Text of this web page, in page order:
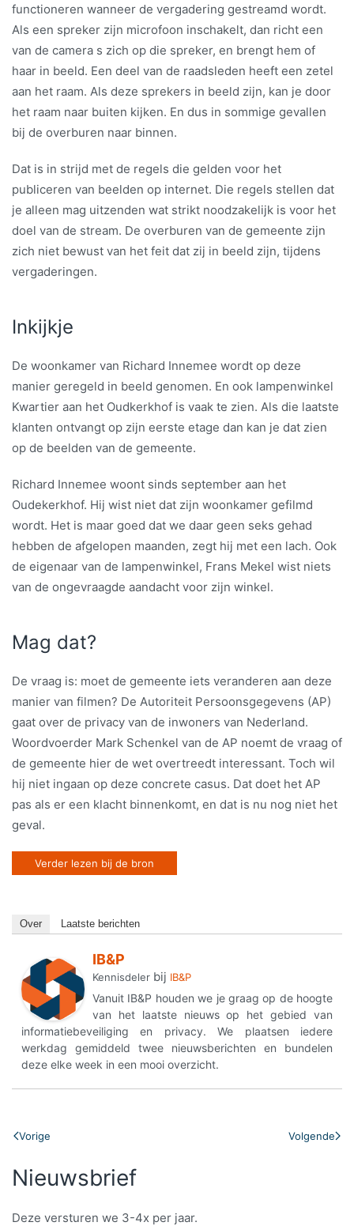
functioneren wanneer de vergadering gestreamd wordt.
Als een spreker zijn microfoon inschakelt, dan richt een
van de camera s zich op die spreker, en brengt hem of
haar in beeld. Een deel van de raadsleden heeft een zetel
aan het raam. Als deze sprekers in beeld zijn, kan je door
het raam naar buiten kijken. En dus in sommige gevallen
bij de overburen naar binnen.
Dat is in strijd met de regels die gelden voor het
publiceren van beelden op internet. Die regels stellen dat
je alleen mag uitzenden wat strikt noodzakelijk is voor het
doel van de stream. De overburen van de gemeente zijn
zich niet bewust van het feit dat zij in beeld zijn, tijdens
vergaderingen.
Inkijkje
De woonkamer van Richard Innemee wordt op deze
manier geregeld in beeld genomen. En ook lampenwinkel
Kwartier aan het Oudkerkhof is vaak te zien. Als die laatste
klanten ontvangt op zijn eerste etage dan kan je dat zien
op de beelden van de gemeente.
Richard Innemee woont sinds september aan het
Oudekerkhof. Hij wist niet dat zijn woonkamer gefilmd
wordt. Het is maar goed dat we daar geen seks gehad
hebben de afgelopen maanden, zegt hij met een lach. Ook
de eigenaar van de lampenwinkel, Frans Mekel wist niets
van de ongevraagde aandacht voor zijn winkel.
Mag dat?
De vraag is: moet de gemeente iets veranderen aan deze
manier van filmen? De Autoriteit Persoonsgegevens (AP)
gaat over de privacy van de inwoners van Nederland.
Woordvoerder Mark Schenkel van de AP noemt de vraag of
de gemeente hier de wet overtreedt interessant. Toch wil
hij niet ingaan op deze concrete casus. Dat doet het AP
pas als er een klacht binnenkomt, en dat is nu nog niet het
geval.
Verder lezen bij de bron
Over Laatste berichten
IB&P
Kennisdeler bij IB&P
Vanuit IB&P houden we je graag op de hoogte
van het laatste nieuws op het gebied van
informatiebeveiliging en privacy. We plaatsen iedere
werkdag gemiddeld twee nieuwsberichten en bundelen
deze elke week in een mooi overzicht.
Vorige Volgende
Nieuwsbrief
Deze versturen we 3-4x per jaar.